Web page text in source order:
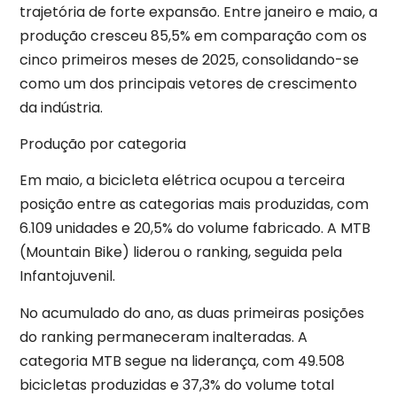
trajetória de forte expansão. Entre janeiro e maio, a
produção cresceu 85,5% em comparação com os
cinco primeiros meses de 2025, consolidando-se
como um dos principais vetores de crescimento
da indústria.
Produção por categoria
Em maio, a bicicleta elétrica ocupou a terceira
posição entre as categorias mais produzidas, com
6.109 unidades e 20,5% do volume fabricado. A MTB
(Mountain Bike) liderou o ranking, seguida pela
Infantojuvenil.
No acumulado do ano, as duas primeiras posições
do ranking permaneceram inalteradas. A
categoria MTB segue na liderança, com 49.508
bicicletas produzidas e 37,3% do volume total